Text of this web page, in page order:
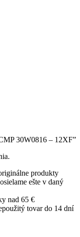
30W0816 – 12XF”
produkty
ešte v daný
nad 65 €
tovar do 14 dní